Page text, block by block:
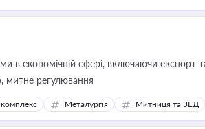
в економічній сфері, включаючи експорт
митне регулювання
Металургія Митниця та ЗЕД